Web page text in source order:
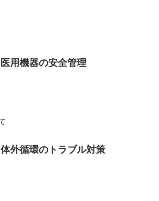
医用機器の安全管理
体外循環のトラブル対策